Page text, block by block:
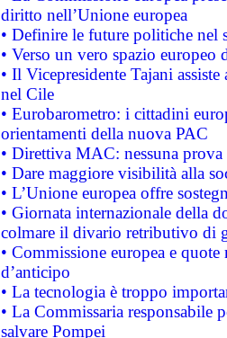
diritto nell’Unione europea
• Definire le future politiche nel
• Verso un vero spazio
• Il Vicepresidente Tajani
nel Cile
• Eurobarometro: i cittadini
orientamenti della nuova PAC
• Direttiva MAC: nessuna
• Dare maggiore visibilità alla
• L’Unione europea offre
• Giornata internazionale della
colmare il divario retributivo di
• Commissione europea e
d’anticipo
• La tecnologia è troppo
• La Commissaria responsabile
salvare Pompei